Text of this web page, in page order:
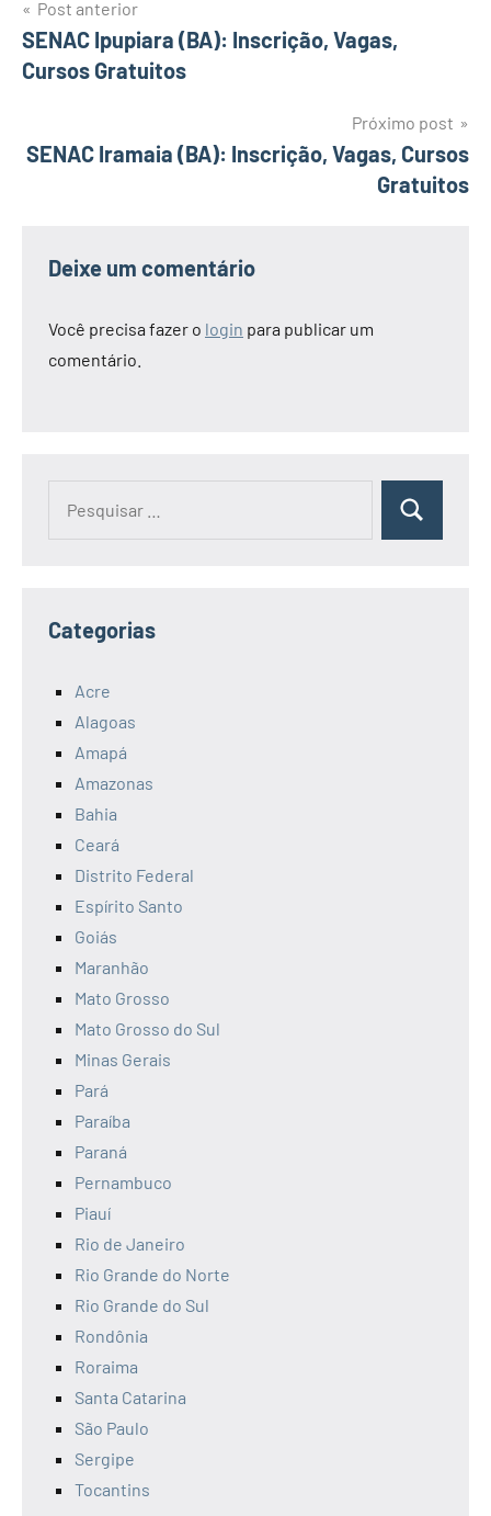
Navegação
de
Post anterior
SENAC Ipupiara (BA): Inscrição, Vagas,
Cursos Gratuitos
Próximo post
SENAC Iramaia (BA): Inscrição, Vagas, Cursos
Gratuitos
Deixe um comentário
Você precisa fazer o login para publicar um
comentário.
Pesquisa
Categorias
Acre
Alagoas
Amapá
Amazonas
Bahia
Ceará
Distrito Federal
Espírito Santo
Goiás
Maranhão
Mato Grosso
Mato Grosso do Sul
Minas Gerais
Pará
Paraíba
Paraná
Pernambuco
Piauí
Rio de Janeiro
Rio Grande do Norte
Rio Grande do Sul
Rondônia
Roraima
Santa Catarina
São Paulo
Sergipe
Tocantins